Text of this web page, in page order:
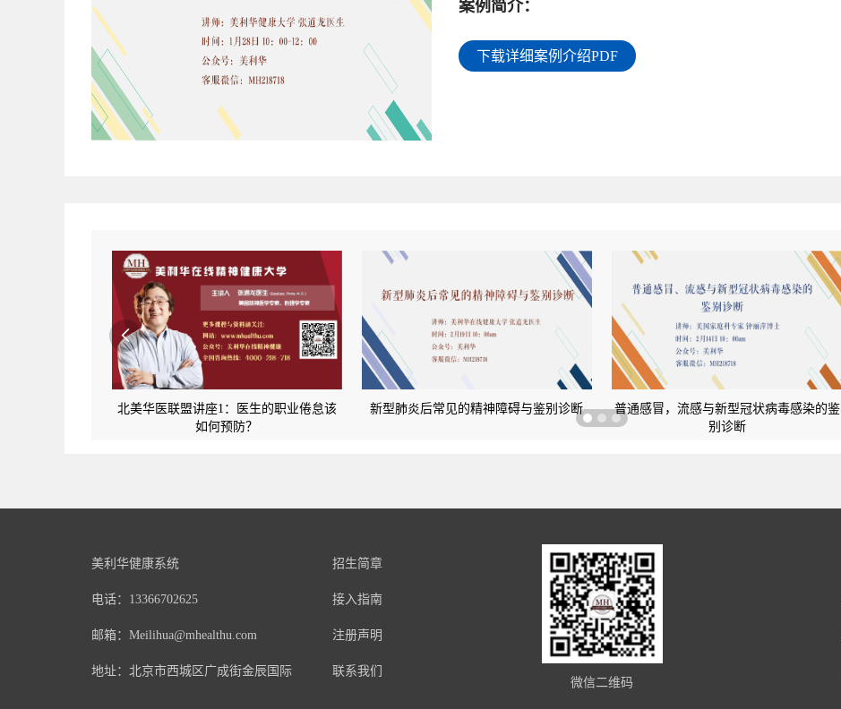
案例简介：
下载详细案例介绍PDF
北美华医联盟讲座1：医生的职业倦怠该
如何预防？
新型肺炎后常见的精神障碍与鉴别诊断
普通感冒，流感与新型冠状病毒感染的鉴
别诊断

美利华健康系统
电话：13366702625
邮箱：Meilihua@mhealthu.com
地址：北京市西城区广成街金辰国际
招生简章
接入指南
注册声明
联系我们
微信二维码